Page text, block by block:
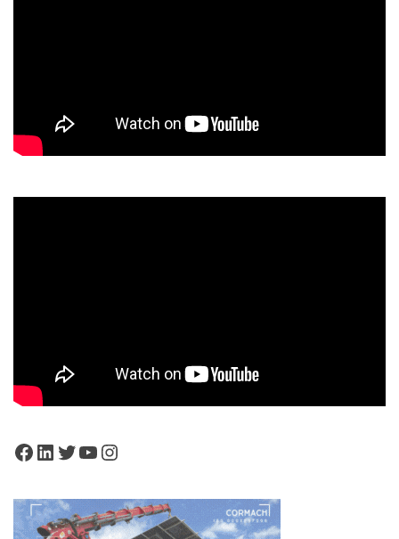
Facebook
LinkedIn
Twitter
YouTube
Instagram